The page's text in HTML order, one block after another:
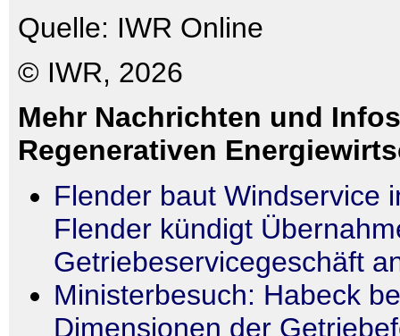
Quelle: IWR Online
© IWR, 2026
Mehr Nachrichten und
Regenerativen
Flender baut Windservice
Flender kündigt
Getriebeservicegeschäft
Ministerbesuch: Habeck
Dimensionen der